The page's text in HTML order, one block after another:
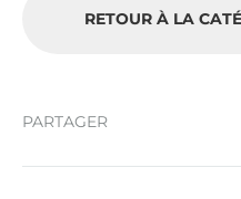
RETOUR À LA
PARTAGER